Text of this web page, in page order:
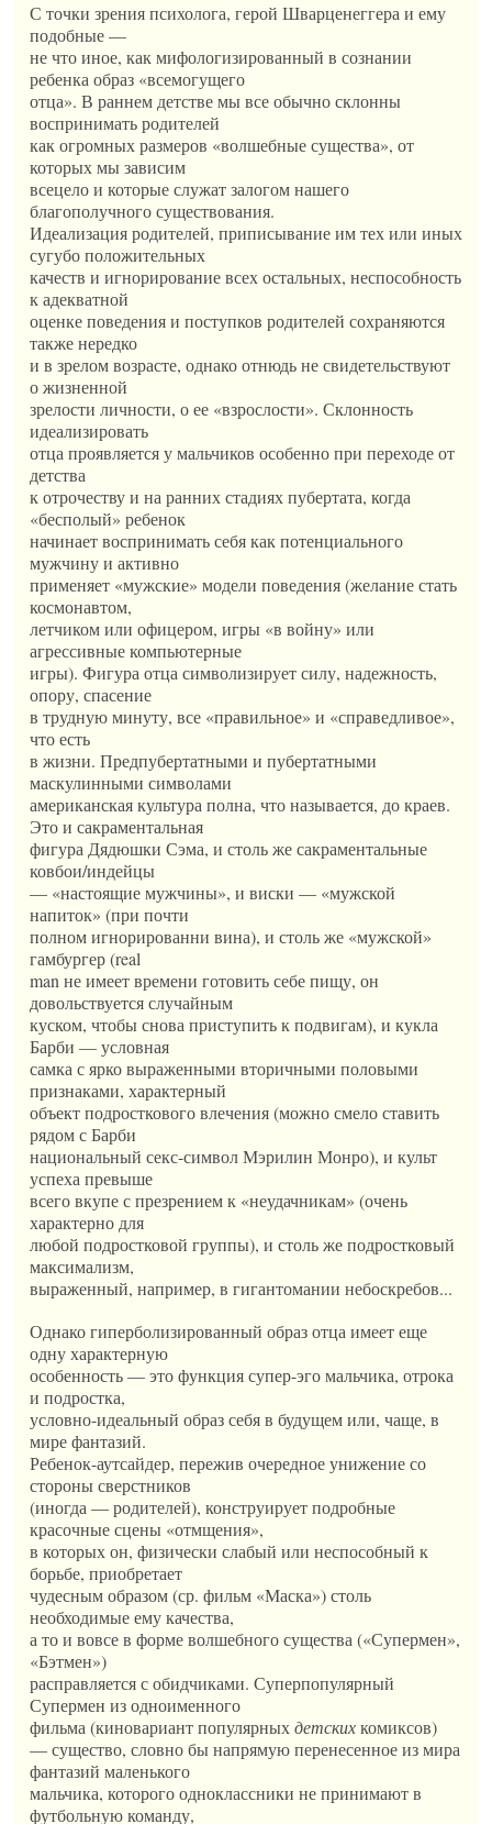
С точки зрения психолога, герой Шварценеггера и ему
подобные —
не что иное, как мифологизированный в сознании
ребенка образ «всемогущего
отца». В раннем детстве мы все обычно склонны
воспринимать родителей
как огромных размеров «волшебные существа», от
которых мы зависим
всецело и которые служат залогом нашего
благополучного существования.
Идеализация родителей, приписывание им тех или иных
сугубо положительных
качеств и игнорирование всех остальных, неспособность
к адекватной
оценке поведения и поступков родителей сохраняются
также нередко
и в зрелом возрасте, однако отнюдь не свидетельствуют
о жизненной
зрелости личности, о ее «взрослости». Склонность
идеализировать
отца проявляется у мальчиков особенно при переходе от
детства
к отрочеству и на ранних стадиях пубертата, когда
«бесполый» ребенок
начинает воспринимать себя как потенциального
мужчину и активно
применяет «мужские» модели поведения (желание стать
космонавтом,
летчиком или офицером, игры «в войну» или
агрессивные компьютерные
игры). Фигура отца символизирует силу, надежность,
опору, спасение
в трудную минуту, все «правильное» и «справедливое»,
что есть
в жизни. Предпубертатными и пубертатными
маскулинными символами
американская культура полна, что называется, до краев.
Это и сакраментальная
фигура Дядюшки Сэма, и столь же сакраментальные
ковбои/индейцы
— «настоящие мужчины», и виски — «мужской
напиток» (при почти
полном игнорированни вина), и столь же «мужской»
гамбургер (real
man не имеет времени готовить себе пищу, он
довольствуется случайным
куском, чтобы снова приступить к подвигам), и кукла
Барби — условная
самка с ярко выраженными вторичными половыми
признаками, характерный
объект подросткового влечения (можно смело ставить
рядом с Барби
национальный секс-символ Мэрилин Монро), и культ
успеха превыше
всего вкупе с презрением к «неудачникам» (очень
характерно для
любой подростковой группы), и столь же подростковый
максимализм,
выраженный, например, в гигантомании небоскребов...
Однако гиперболизированный образ отца имеет еще
одну характерную
особенность — это функция супер-эго мальчика, отрока
и подростка,
условно-идеальный образ себя в будущем или, чаще, в
мире фантазий.
Ребенок-аутсайдер, пережив очередное унижение со
стороны сверстников
(иногда — родителей), конструирует подробные
красочные сцены «отмщения»,
в которых он, физически слабый или неспособный к
борьбе, приобретает
чудесным образом (ср. фильм «Маска») столь
необходимые ему качества,
а то и вовсе в форме волшебного существа («Супермен»,
«Бэтмен»)
расправляется с обидчиками. Суперпопулярный
Супермен из одноименного
фильма (киновариант популярныхдетскихкомиксов)
— существо, словно бы напрямую перенесенное из мира
фантазий маленького
мальчика, которого одноклассники не принимают в
футбольную команду,